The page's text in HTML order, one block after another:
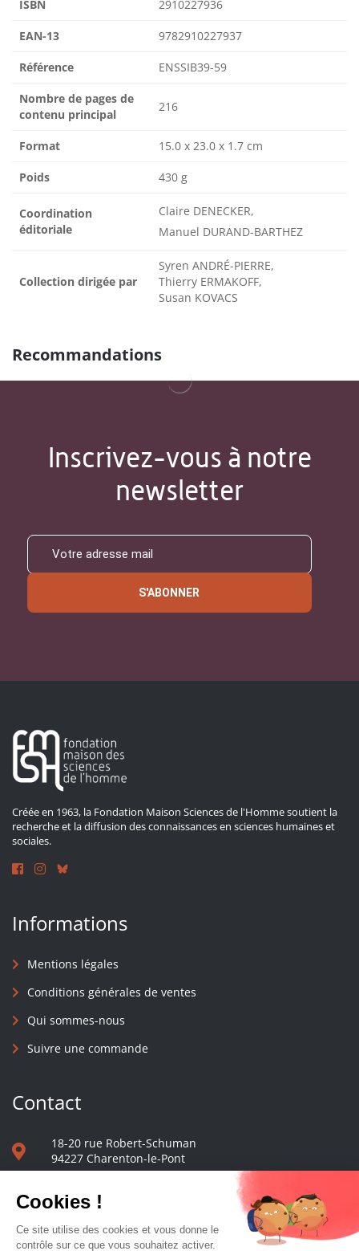
ISBN 2910227936
EAN-13 9782910227937
Référence ENSSIB39-59
Nombre de pages de
contenu principal
216
Format 15.0 x 23.0 x 1.7 cm
Poids 430 g
Coordination
éditoriale
Claire DENECKER,
Manuel DURAND-BARTHEZ
Collection dirigée par
Syren ANDRÉ-PIERRE,
Thierry ERMAKOFF,
Susan KOVACS
Recommandations
Inscrivez-vous à notre
newsletter
S'ABONNER
Créée en 1963, la Fondation Maison Sciences de l'Homme soutient la
recherche et la diffusion des connaissances en sciences humaines et
sociales.
Informations
Mentions légales
Conditions générales de ventes
Qui sommes-nous
Suivre une commande
Contact
18-20 rue Robert-Schuman
94227 Charenton-le-Pont